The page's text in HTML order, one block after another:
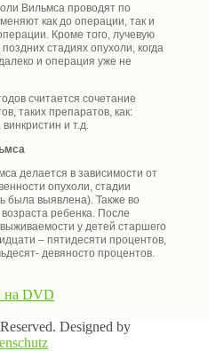
Вильмса проводят по
как до операции, так и
Кроме того, лучевую
стадиях опухоли, когда
и операция уже не
считается сочетание
таких препаратов, как:
и т.д.
делается в зависимости от
опухоли, стадии
была выявлена). Также во
ребенка. После
у детей старшего
– пятидесяти процентов,
девяносто процентов.
на DVD
Designed by